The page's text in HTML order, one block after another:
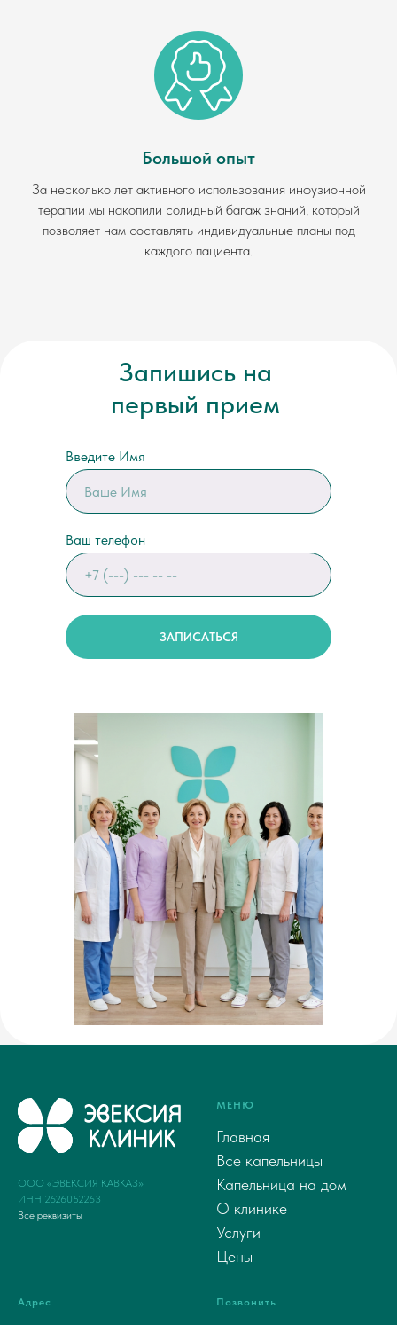
Большой опыт
За несколько лет активного использования инфузионной
терапии мы накопили солидный багаж знаний, который
позволяет нам составлять индивидуальные планы под
каждого пациента.
Запишись на
первый прием
Введите Имя
Ваш телефон
ЗАПИСАТЬСЯ
ООО «ЭВЕКСИЯ КАВКАЗ»
ИНН 2626052263
Все реквизиты
МЕНЮ
Главная
Все капельницы
Капельница на дом
О клинике
Услуги
Цены
Адрес Позвонить